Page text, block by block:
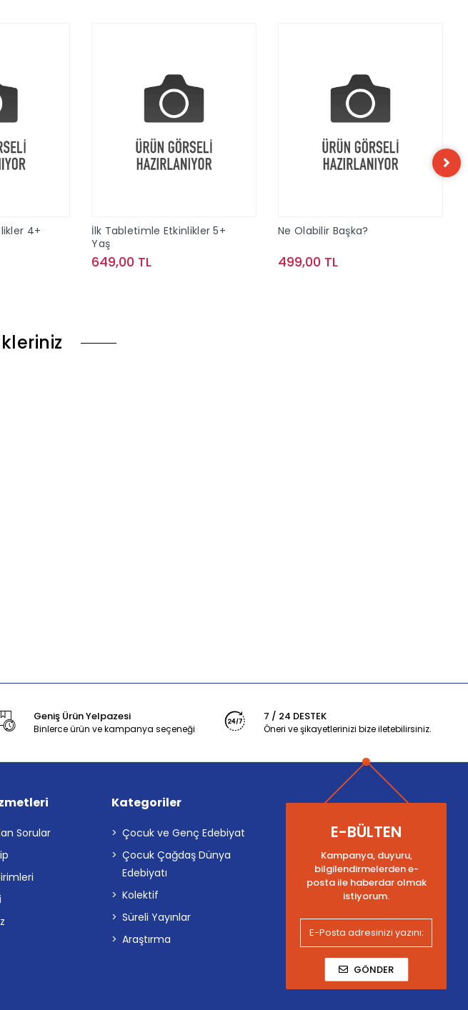
4+
İlk Tabletimle Etkinlikler 5+
Yaş
649,00 TL
Ne Olabilir Başka?
499,00 TL
Geniş Ürün Yelpazesi
Binlerce ürün ve kampanya seçeneği
7 / 24 DESTEK
Öneri ve şikayetlerinizi bize iletebilirsiniz.
Sorular
Kategoriler
Çocuk ve Genç Edebiyat
Çocuk Çağdaş Dünya
Edebiyatı
Kolektif
Süreli Yayınlar
Araştırma
E-BÜLTEN
Kampanya, duyuru,
bilgilendirmelerden e-
posta ile haberdar olmak
istiyorum.
GÖNDER